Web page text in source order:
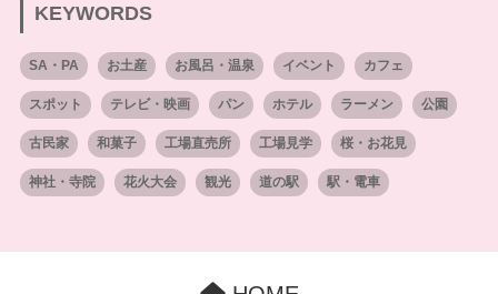
KEYWORDS
SA・PA お土産 お風呂・温泉 イベント カフェ
スポット テレビ・映画 パン ホテル ラーメン 公園
古民家 和菓子 工場直売所 工場見学 桜・お花見
神社・寺院 花火大会 観光 道の駅 駅・電車